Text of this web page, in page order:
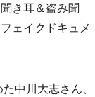
き耳＆盗み聞
ェイクドキュメ
中川大志さん、